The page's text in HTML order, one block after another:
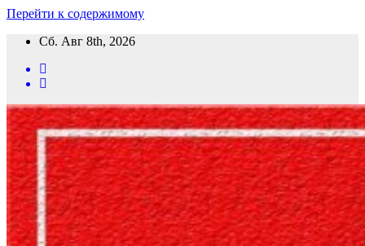
Перейти к содержимому
Сб. Авг 8th, 2026